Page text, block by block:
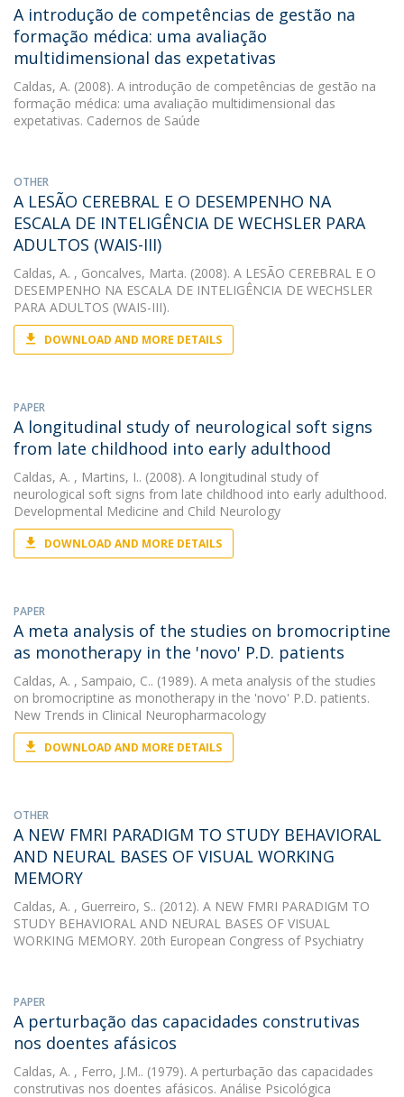
A introdução de competências de gestão na
formação médica: uma avaliação
multidimensional das expetativas
Caldas, A. (2008). A introdução de competências de gestão na
formação médica: uma avaliação multidimensional das
expetativas. Cadernos de Saúde
OTHER
A LESÃO CEREBRAL E O DESEMPENHO NA
ESCALA DE INTELIGÊNCIA DE WECHSLER PARA
ADULTOS (WAIS-III)
Caldas, A. , Goncalves, Marta. (2008). A LESÃO CEREBRAL E O
DESEMPENHO NA ESCALA DE INTELIGÊNCIA DE WECHSLER
PARA ADULTOS (WAIS-III).
DOWNLOAD AND MORE DETAILS
PAPER
A longitudinal study of neurological soft signs
from late childhood into early adulthood
Caldas, A. , Martins, I.. (2008). A longitudinal study of
neurological soft signs from late childhood into early adulthood.
Developmental Medicine and Child Neurology
DOWNLOAD AND MORE DETAILS
PAPER
A meta analysis of the studies on bromocriptine
as monotherapy in the 'novo' P.D. patients
Caldas, A. , Sampaio, C.. (1989). A meta analysis of the studies
on bromocriptine as monotherapy in the 'novo' P.D. patients.
New Trends in Clinical Neuropharmacology
DOWNLOAD AND MORE DETAILS
OTHER
A NEW FMRI PARADIGM TO STUDY BEHAVIORAL
AND NEURAL BASES OF VISUAL WORKING
MEMORY
Caldas, A. , Guerreiro, S.. (2012). A NEW FMRI PARADIGM TO
STUDY BEHAVIORAL AND NEURAL BASES OF VISUAL
WORKING MEMORY. 20th European Congress of Psychiatry
PAPER
A perturbação das capacidades construtivas
nos doentes afásicos
Caldas, A. , Ferro, J.M.. (1979). A perturbação das capacidades
construtivas nos doentes afásicos. Análise Psicológica